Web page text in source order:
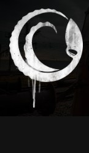
Aller
au
contenu